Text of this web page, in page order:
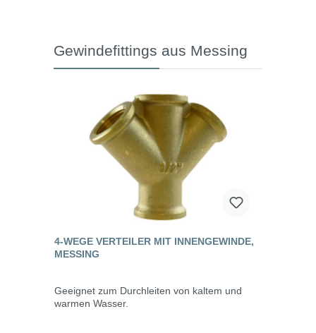
Gewindefittings aus Messing
4-WEGE VERTEILER MIT INNENGEWINDE,
MESSING
Geeignet zum Durchleiten von kaltem und
warmen Wasser.